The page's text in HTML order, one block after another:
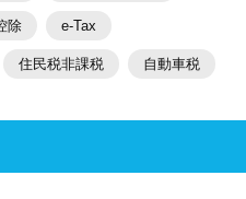
除 e-Tax
住民税非課税 自動車税